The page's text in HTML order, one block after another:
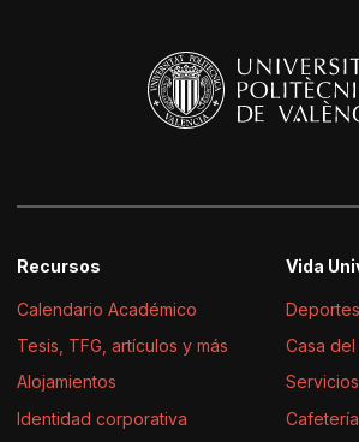
Recursos
Calendario Académico
Tesis, TFG, artículos y más
Alojamientos
Identidad corporativa
Vida
Deportes
Casa del